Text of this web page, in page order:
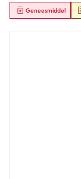
Geneesmiddel